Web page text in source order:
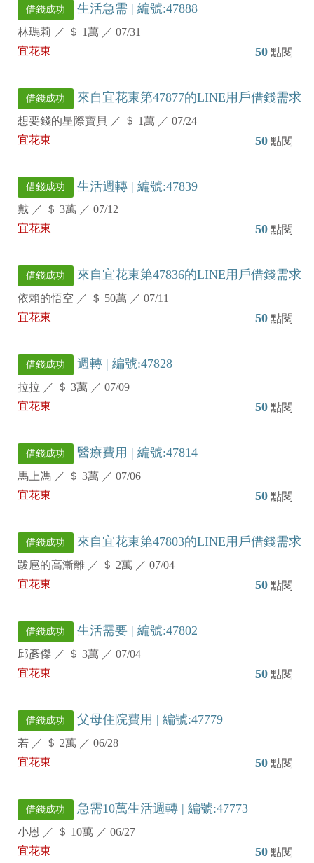
借錢成功 生活急需 | 編號:47888
林瑪莉 ／ ＄ 1萬 ／ 07/31
宜花東
50 點閱
借錢成功 來自宜花東第47877的LINE用戶借錢需求
想要錢的星際寶貝 ／ ＄ 1萬 ／ 07/24
宜花東
50 點閱
借錢成功 生活週轉 | 編號:47839
戴 ／ ＄ 3萬 ／ 07/12
宜花東
50 點閱
借錢成功 來自宜花東第47836的LINE用戶借錢需求
依賴的悟空 ／ ＄ 50萬 ／ 07/11
宜花東
50 點閱
借錢成功 週轉 | 編號:47828
拉拉 ／ ＄ 3萬 ／ 07/09
宜花東
50 點閱
借錢成功 醫療費用 | 編號:47814
馬上馮 ／ ＄ 3萬 ／ 07/06
宜花東
50 點閱
借錢成功 來自宜花東第47803的LINE用戶借錢需求
跋扈的高漸離 ／ ＄ 2萬 ／ 07/04
宜花東
50 點閱
借錢成功 生活需要 | 編號:47802
邱彥傑 ／ ＄ 3萬 ／ 07/04
宜花東
50 點閱
借錢成功 父母住院費用 | 編號:47779
若 ／ ＄ 2萬 ／ 06/28
宜花東
50 點閱
借錢成功 急需10萬生活週轉 | 編號:47773
小恩 ／ ＄ 10萬 ／ 06/27
宜花東
50 點閱